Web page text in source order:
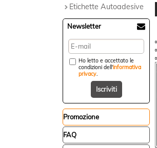
Etichette Autoadesive
Newsletter
Ho letto e accettato le
condizioni dell'informativa
privacy.
Promozione
FAQ